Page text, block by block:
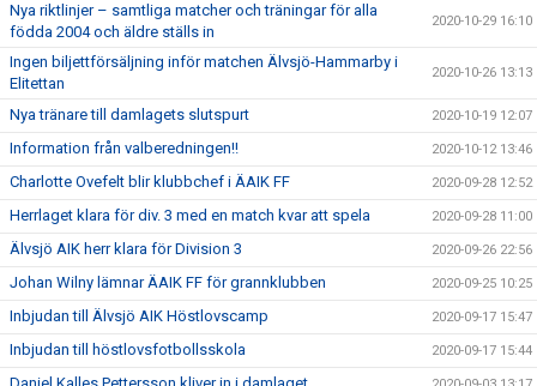
Nya riktlinjer – samtliga matcher och träningar för alla
födda 2004 och äldre ställs in
2020-10-29 16:10
Ingen biljettförsäljning inför matchen Älvsjö-Hammarby i
Elitettan
2020-10-26 13:13
Nya tränare till damlagets slutspurt 2020-10-19 12:07
Information från valberedningen!! 2020-10-12 13:46
Charlotte Ovefelt blir klubbchef i ÄAIK FF 2020-09-28 12:52
Herrlaget klara för div. 3 med en match kvar att spela 2020-09-28 11:00
Älvsjö AIK herr klara för Division 3 2020-09-26 22:56
Johan Wilny lämnar ÄAIK FF för grannklubben 2020-09-25 10:25
Inbjudan till Älvsjö AIK Höstlovscamp 2020-09-17 15:47
Inbjudan till höstlovsfotbollsskola 2020-09-17 15:44